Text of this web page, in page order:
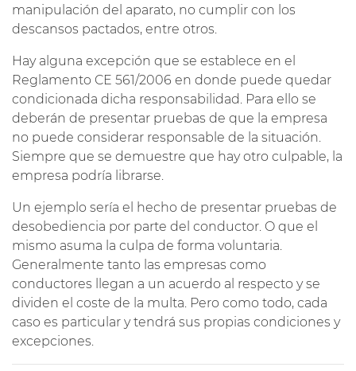
manipulación del aparato, no cumplir con los
descansos pactados, entre otros.
Hay alguna excepción que se establece en el
Reglamento CE 561/2006 en donde puede quedar
condicionada dicha responsabilidad. Para ello se
deberán de presentar pruebas de que la empresa
no puede considerar responsable de la situación.
Siempre que se demuestre que hay otro culpable, la
empresa podría librarse.
Un ejemplo sería el hecho de presentar pruebas de
desobediencia por parte del conductor. O que el
mismo asuma la culpa de forma voluntaria.
Generalmente tanto las empresas como
conductores llegan a un acuerdo al respecto y se
dividen el coste de la multa. Pero como todo, cada
caso es particular y tendrá sus propias condiciones y
excepciones.